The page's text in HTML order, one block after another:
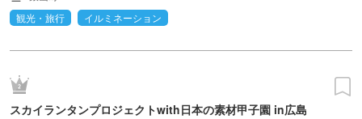
観光・旅行
イルミネーション
スカイランタンプロジェクトwith日本の素材甲子園 in広島